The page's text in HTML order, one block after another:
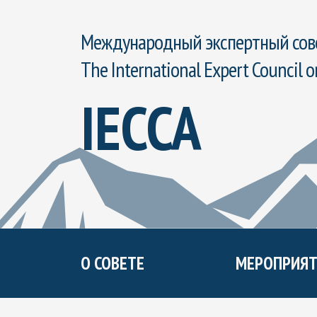
Международный экспертный
The International Expert Council
IECCA
О СОВЕТЕ